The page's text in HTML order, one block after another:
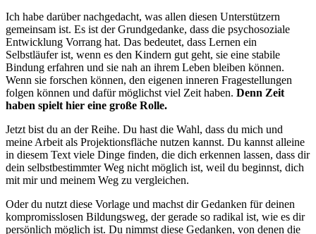
Ich habe darüber nachgedacht, was allen diesen Unterstützern
gemeinsam ist. Es ist der Grundgedanke, dass die psychosoziale
Entwicklung Vorrang hat. Das bedeutet, dass Lernen ein
Selbstläufer ist, wenn es den Kindern gut geht, sie eine stabile
Bindung erfahren und sie nah an ihrem Leben bleiben können.
Wenn sie forschen können, den eigenen inneren Fragestellungen
folgen können und dafür möglichst viel Zeit haben. Denn Zeit
haben spielt hier eine große Rolle.
Jetzt bist du an der Reihe. Du hast die Wahl, dass du mich und
meine Arbeit als Projektionsfläche nutzen kannst. Du kannst alleine
in diesem Text viele Dinge finden, die dich erkennen lassen, dass dir
dein selbstbestimmter Weg nicht möglich ist, weil du beginnst, dich
mit mir und meinem Weg zu vergleichen.
Oder du nutzt diese Vorlage und machst dir Gedanken für deinen
kompromisslosen Bildungsweg, der gerade so radikal ist, wie es dir
persönlich möglich ist. Du nimmst diese Gedanken, von denen die